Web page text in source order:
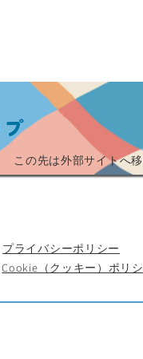
この先は外部サイトへ
プライバシーポリシー
Cookie（クッキー）ポリ